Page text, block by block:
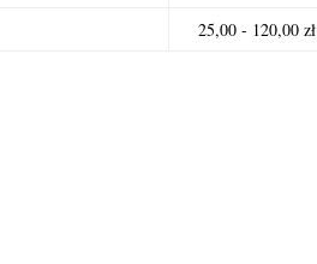
25,00 - 120,00 zł